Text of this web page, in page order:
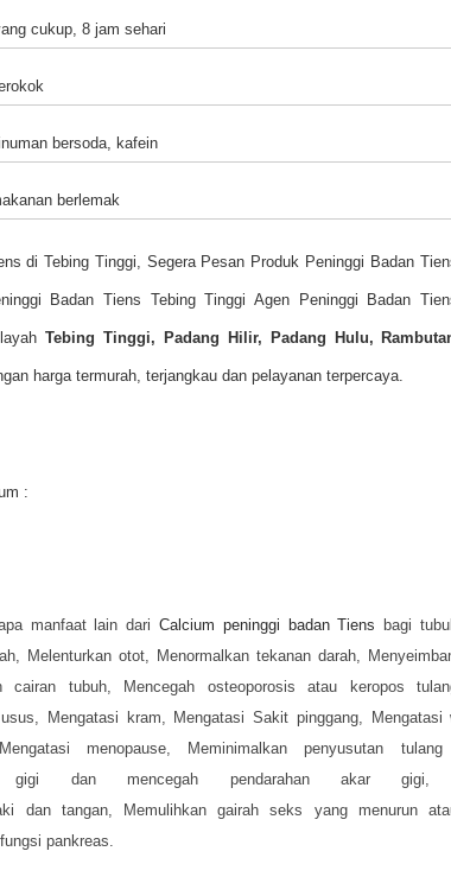
cukup, 8 jam sehari
bersoda, kafein
berlemak
di Tebing Tinggi, Segera Pesan Produk Peninggi Badan
Badan Tiens Tebing Tinggi Agen Peninggi Badan
Tebing Tinggi, Padang Hilir, Padang Hulu,
harga termurah, terjangkau dan pelayanan terpercaya.
:
manfaat lain dari Calcium peninggi badan Tiens bagi
Melenturkan otot, Menormalkan tekanan darah,
cairan tubuh,
Mencegah osteoporosis atau keropos
Mengatasi kram, Mengatasi Sakit pinggang, Mengatasi
Mengatasi menopause, Meminimalkan penyusutan
gigi dan mencegah pendarahan akar
dan tangan,
Memulihkan gairah seks yang menurun
pankreas.